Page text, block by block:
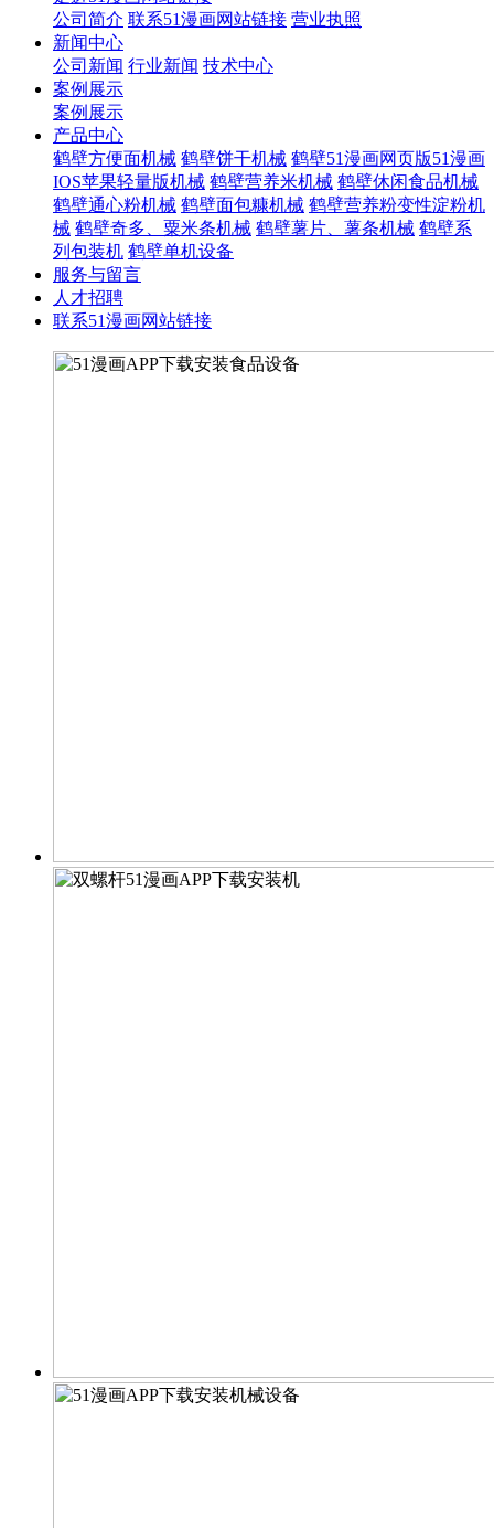
公司简介 联系51漫画网站链接 营业执照
新闻中心
公司新闻 行业新闻 技术中心
案例展示
案例展示
产品中心
鹤壁方便面机械 鹤壁饼干机械 鹤壁51漫画网页版51漫画
IOS苹果轻量版机械 鹤壁营养米机械 鹤壁休闲食品机械
鹤壁通心粉机械 鹤壁面包糠机械 鹤壁营养粉变性淀粉机
械 鹤壁奇多、粟米条机械 鹤壁薯片、薯条机械 鹤壁系
列包装机 鹤壁单机设备
服务与留言
人才招聘
联系51漫画网站链接